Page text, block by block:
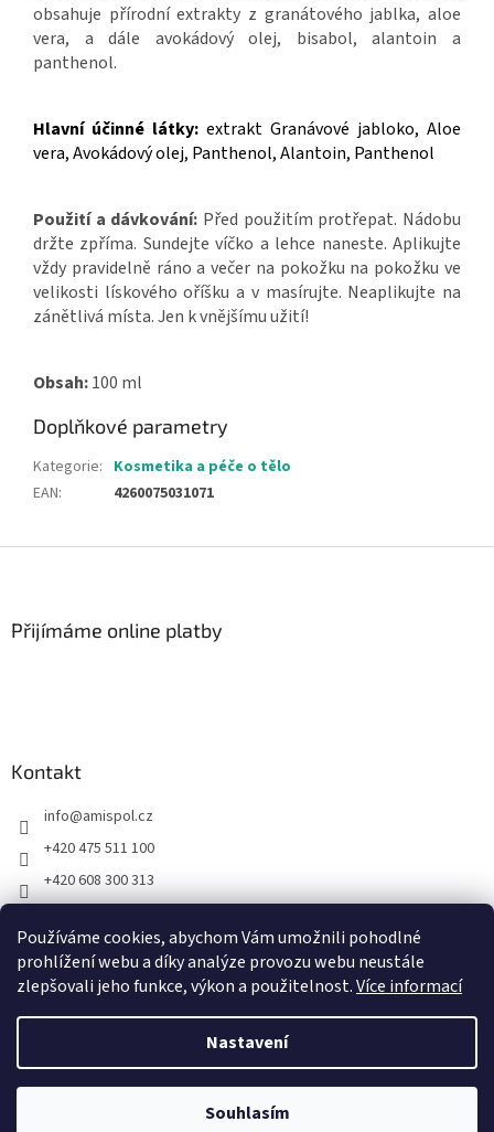
Používáme cookies, abychom Vám umožnili pohodlné
prohlížení webu a díky analýze provozu webu neustále
zlepšovali jeho funkce, výkon a použitelnost.Více informací
Nastavení
Souhlasím
obsahuje přírodní extrakty z granátového jablka, aloe
vera, a dále avokádový olej, bisabol, alantoin a
panthenol.
Hlavní účinné látky: extrakt Granávové jabloko, Aloe
vera, Avokádový olej, Panthenol, Alantoin, Panthenol
Použití a dávkování: Před použitím protřepat. Nádobu
držte zpříma. Sundejte víčko a lehce naneste. Aplikujte
vždy pravidelně ráno a večer na pokožku na pokožku ve
velikosti lískového oříšku a v masírujte. Neaplikujte na
zánětlivá místa. Jen k vnějšímu užití!
Obsah:100 ml
Doplňkové parametry
Kategorie: Kosmetika a péče o tělo
EAN: 4260075031071
Přijímáme online platby
Kontakt
info@amispol.cz
+420 475 511 100
+420 608 300 313
Ukázky instalace AMISPOL Skrytého obrubníku
Copyright 2026Amispol.cz. Všechna práva vyhrazena.Upravit
nastavení cookies